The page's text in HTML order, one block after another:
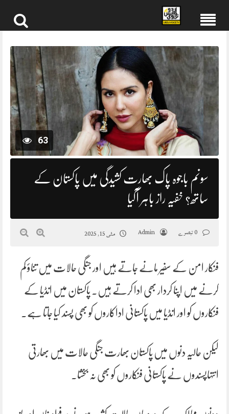
content
63
سونم باجوہ پاک بھارت کشیدگی میں پاکستان کے
ساتھ؟ خفیہ راز باہر آگیا
Admin مئی 15, 2025
فنکار امن کے سفیر مانے جاتے ہیں اور جنگی حالات میں تناؤ کم
کرنے میں اپنا کردار بھی ادا کرتے ہیں۔ پاکستان میں انڈیا کے
فنکاروں کو اور انڈیا میں پاکستانی اداکاروں کو بھی پسند کیا جاتا ہے۔
لیکن حالیہ دنوں میں پاکستان بھارت جنگی حالات میں بھارتی
انتہاپسندوں نے پاکستانی فنکاروں کو بھی نہ بخشا۔